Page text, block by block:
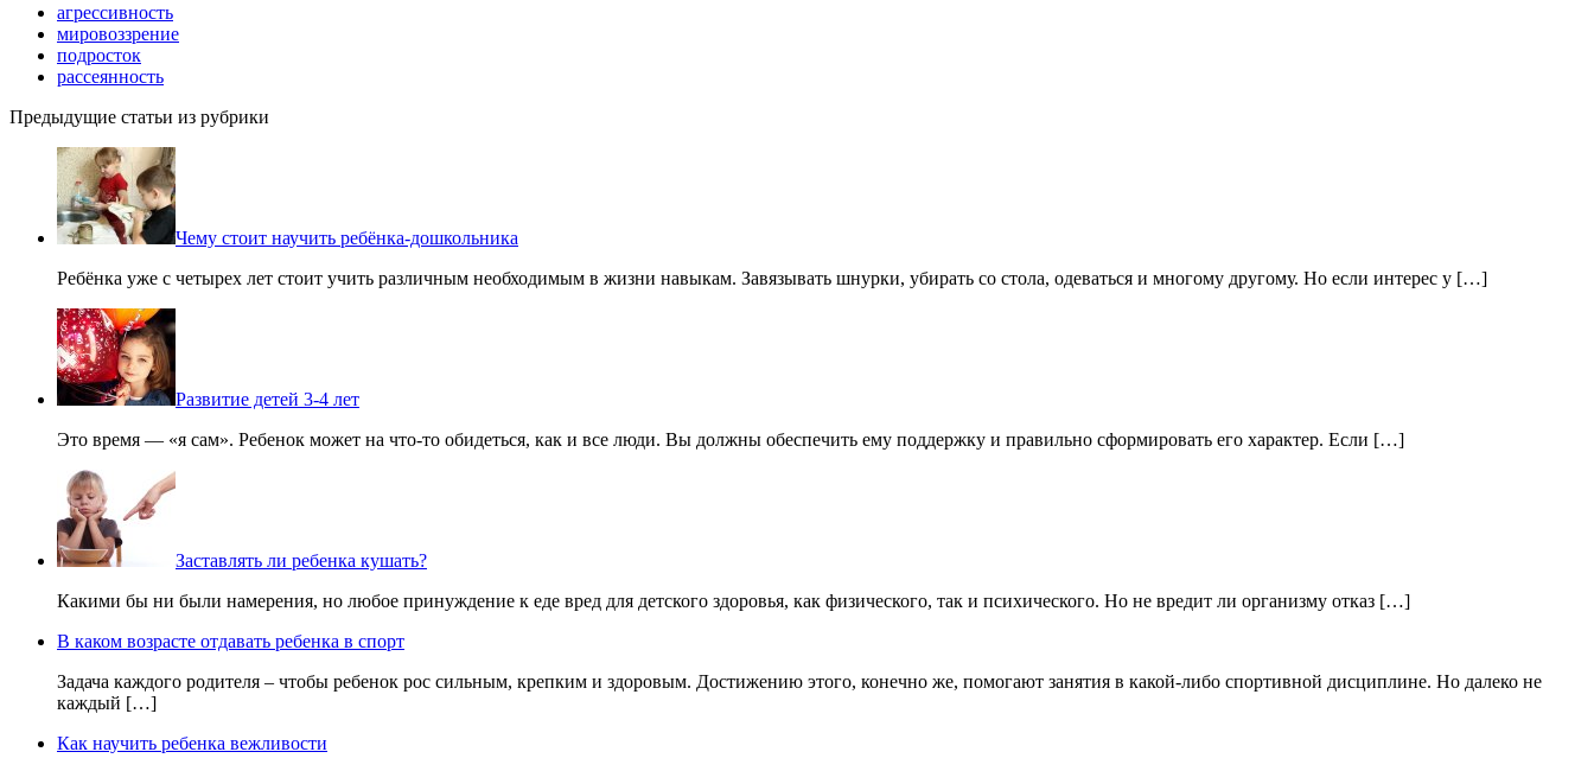
агрессивность
мировоззрение
подросток
рассеянность
Предыдущие статьи из рубрики
Чему стоит научить ребёнка-дошкольника
Ребёнка уже с четырех лет стоит учить различным необходимым в жизни навыкам. Завязывать шнурки, убирать со стола, одеваться и многому другому. Но если интерес у […]
Развитие детей 3-4 лет
Это время — «я сам». Ребенок может на что-то обидеться, как и все люди. Вы должны обеспечить ему поддержку и правильно сформировать его характер. Если […]
Заставлять ли ребенка кушать?
Какими бы ни были намерения, но любое принуждение к еде вред для детского здоровья, как физического, так и психического. Но не вредит ли организму отказ […]
В каком возрасте отдавать ребенка в спорт
Задача каждого родителя – чтобы ребенок рос сильным, крепким и здоровым. Достижению этого, конечно же, помогают занятия в какой-либо спортивной дисциплине. Но далеко не
каждый […]
Как научить ребенка вежливости